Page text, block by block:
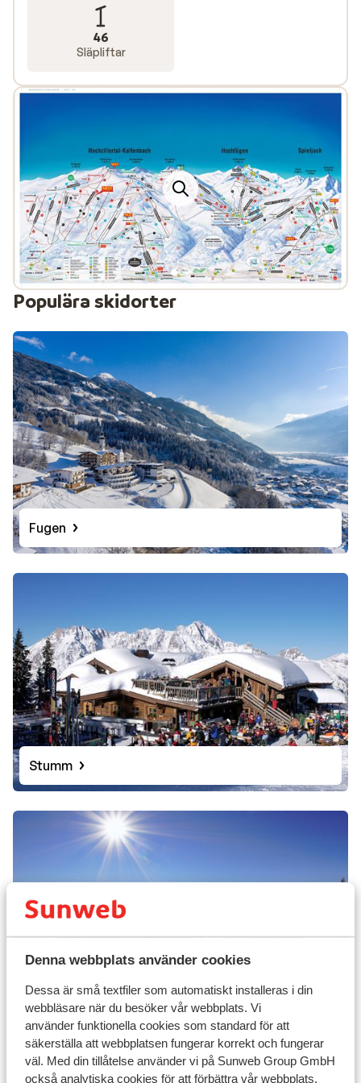
Denna webbplats använder cookies
Dessa är små textfiler som automatiskt installeras i din
webbläsare när du besöker vår webbplats. Vi
använder funktionella cookies som standard för att
säkerställa att webbplatsen fungerar korrekt och fungerar
väl. Med din tillåtelse använder vi på Sunweb Group GmbH
också analytiska cookies för att förbättra vår webbplats,
46
Släpliftar
Populära skidorter
Fugen
Stumm
Aschau